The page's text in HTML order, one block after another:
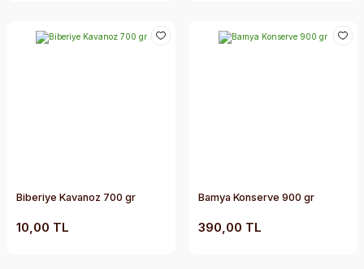
Biberiye Kavanoz 700 gr
10,00 TL
Bamya Konserve 900 gr
390,00 TL